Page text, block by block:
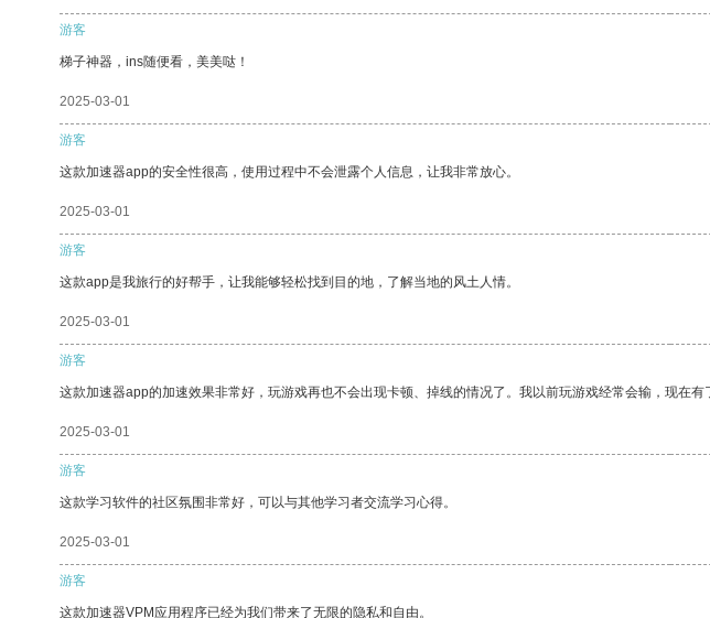
游客
梯子神器，ins随便看，美美哒！
2025-03-01
游客
这款加速器app的安全性很高，使用过程中不会泄露个人信息，让我非常放心。
2025-03-01
游客
这款app是我旅行的好帮手，让我能够轻松找到目的地，了解当地的风土人情。
2025-03-01
游客
这款加速器app的加速效果非常好，玩游戏再也不会出现卡顿、掉线的情况了。我以前玩游戏经常会输，现在有
2025-03-01
游客
这款学习软件的社区氛围非常好，可以与其他学习者交流学习心得。
2025-03-01
游客
这款加速器VPM应用程序已经为我们带来了无限的隐私和自由。